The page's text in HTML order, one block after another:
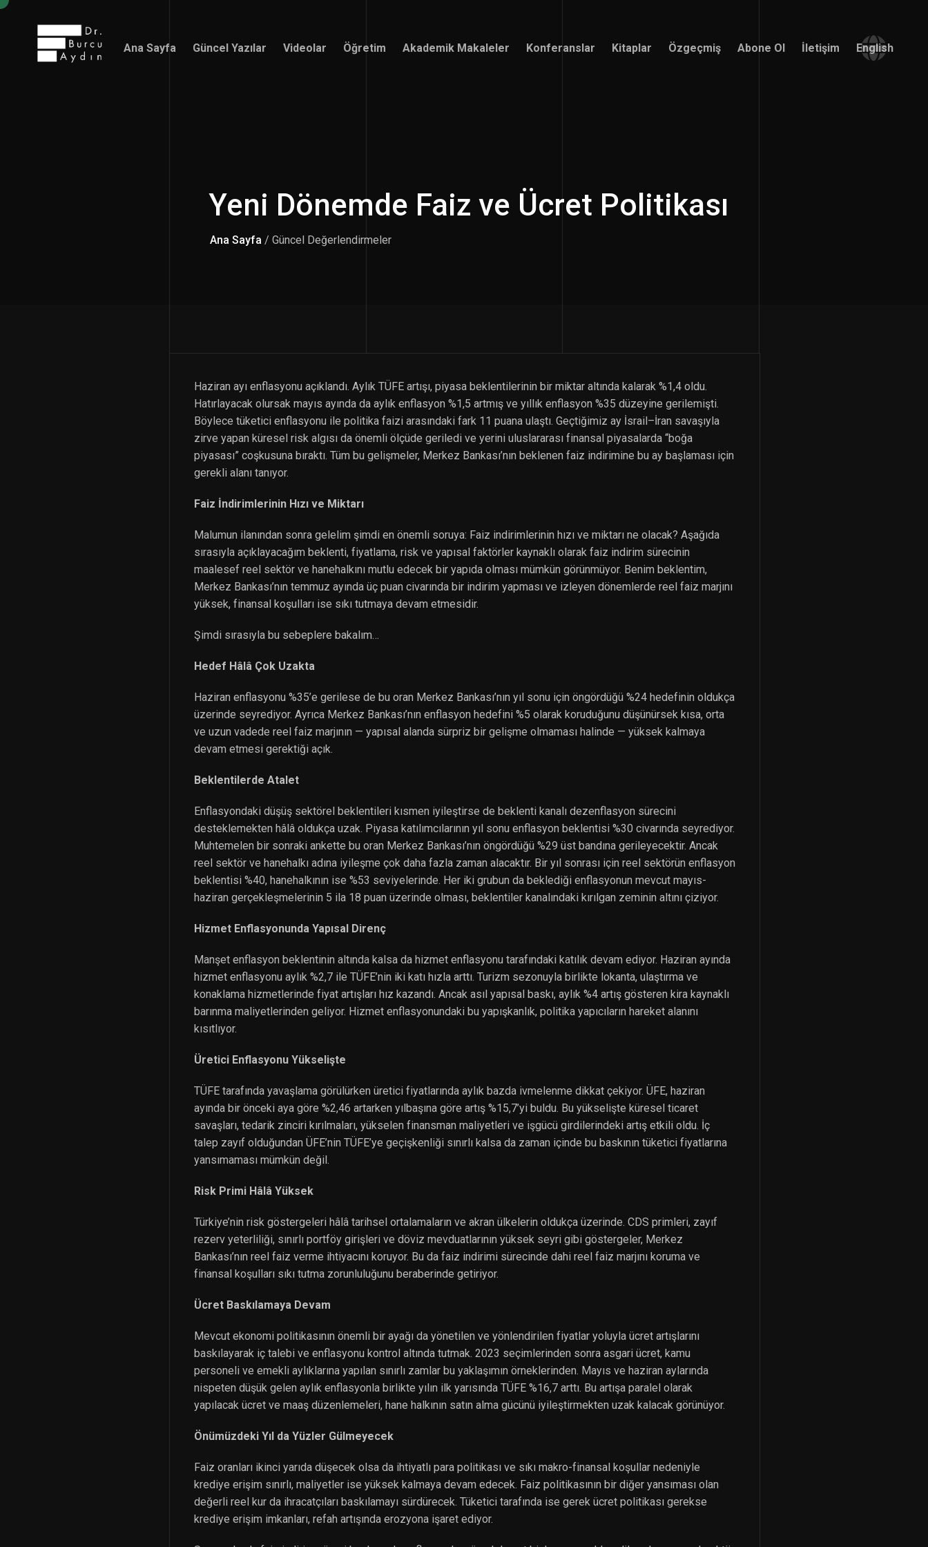
Ana Sayfa Güncel Yazılar Videolar Öğretim Akademik Makaleler Konferanslar Kitaplar Özgeçmiş Abone Ol İletişim English
Yeni Dönemde Faiz ve Ücret Politikası
Ana Sayfa / Güncel Değerlendirmeler
Haziran ayı enflasyonu açıklandı. Aylık TÜFE artışı, piyasa beklentilerinin bir miktar altında kalarak %1,4 oldu.
Hatırlayacak olursak mayıs ayında da aylık enflasyon %1,5 artmış ve yıllık enflasyon %35 düzeyine gerilemişti.
Böylece tüketici enflasyonu ile politika faizi arasındaki fark 11 puana ulaştı. Geçtiğimiz ay İsrail–İran savaşıyla
zirve yapan küresel risk algısı da önemli ölçüde geriledi ve yerini uluslararası finansal piyasalarda “boğa
piyasası” coşkusuna bıraktı. Tüm bu gelişmeler, Merkez Bankası’nın beklenen faiz indirimine bu ay başlaması için
gerekli alanı tanıyor.
Faiz İndirimlerinin Hızı ve Miktarı
Malumun ilanından sonra gelelim şimdi en önemli soruya: Faiz indirimlerinin hızı ve miktarı ne olacak? Aşağıda
sırasıyla açıklayacağım beklenti, fiyatlama, risk ve yapısal faktörler kaynaklı olarak faiz indirim sürecinin
maalesef reel sektör ve hanehalkını mutlu edecek bir yapıda olması mümkün görünmüyor. Benim beklentim,
Merkez Bankası’nın temmuz ayında üç puan civarında bir indirim yapması ve izleyen dönemlerde reel faiz marjını
yüksek, finansal koşulları ise sıkı tutmaya devam etmesidir.
Şimdi sırasıyla bu sebeplere bakalım…
Hedef Hâlâ Çok Uzakta
Haziran enflasyonu %35’e gerilese de bu oran Merkez Bankası’nın yıl sonu için öngördüğü %24 hedefinin oldukça
üzerinde seyrediyor. Ayrıca Merkez Bankası’nın enflasyon hedefini %5 olarak koruduğunu düşünürsek kısa, orta
ve uzun vadede reel faiz marjının — yapısal alanda sürpriz bir gelişme olmaması halinde — yüksek kalmaya
devam etmesi gerektiği açık.
Beklentilerde Atalet
Enflasyondaki düşüş sektörel beklentileri kısmen iyileştirse de beklenti kanalı dezenflasyon sürecini
desteklemekten hâlâ oldukça uzak. Piyasa katılımcılarının yıl sonu enflasyon beklentisi %30 civarında seyrediyor.
Muhtemelen bir sonraki ankette bu oran Merkez Bankası’nın öngördüğü %29 üst bandına gerileyecektir. Ancak
reel sektör ve hanehalkı adına iyileşme çok daha fazla zaman alacaktır. Bir yıl sonrası için reel sektörün enflasyon
beklentisi %40, hanehalkının ise %53 seviyelerinde. Her iki grubun da beklediği enflasyonun mevcut mayıs-
haziran gerçekleşmelerinin 5 ila 18 puan üzerinde olması, beklentiler kanalındaki kırılgan zeminin altını çiziyor.
Hizmet Enflasyonunda Yapısal Direnç
Manşet enflasyon beklentinin altında kalsa da hizmet enflasyonu tarafındaki katılık devam ediyor. Haziran ayında
hizmet enflasyonu aylık %2,7 ile TÜFE’nin iki katı hızla arttı. Turizm sezonuyla birlikte lokanta, ulaştırma ve
konaklama hizmetlerinde fiyat artışları hız kazandı. Ancak asıl yapısal baskı, aylık %4 artış gösteren kira kaynaklı
barınma maliyetlerinden geliyor. Hizmet enflasyonundaki bu yapışkanlık, politika yapıcıların hareket alanını
kısıtlıyor.
Üretici Enflasyonu Yükselişte
TÜFE tarafında yavaşlama görülürken üretici fiyatlarında aylık bazda ivmelenme dikkat çekiyor. ÜFE, haziran
ayında bir önceki aya göre %2,46 artarken yılbaşına göre artış %15,7’yi buldu. Bu yükselişte küresel ticaret
savaşları, tedarik zinciri kırılmaları, yükselen finansman maliyetleri ve işgücü girdilerindeki artış etkili oldu. İç
talep zayıf olduğundan ÜFE’nin TÜFE’ye geçişkenliği sınırlı kalsa da zaman içinde bu baskının tüketici fiyatlarına
yansımaması mümkün değil.
Risk Primi Hâlâ Yüksek
Türkiye’nin risk göstergeleri hâlâ tarihsel ortalamaların ve akran ülkelerin oldukça üzerinde. CDS primleri, zayıf
rezerv yeterliliği, sınırlı portföy girişleri ve döviz mevduatlarının yüksek seyri gibi göstergeler, Merkez
Bankası’nın reel faiz verme ihtiyacını koruyor. Bu da faiz indirimi sürecinde dahi reel faiz marjını koruma ve
finansal koşulları sıkı tutma zorunluluğunu beraberinde getiriyor.
Ücret Baskılamaya Devam
Mevcut ekonomi politikasının önemli bir ayağı da yönetilen ve yönlendirilen fiyatlar yoluyla ücret artışlarını
baskılayarak iç talebi ve enflasyonu kontrol altında tutmak. 2023 seçimlerinden sonra asgari ücret, kamu
personeli ve emekli aylıklarına yapılan sınırlı zamlar bu yaklaşımın örneklerinden. Mayıs ve haziran aylarında
nispeten düşük gelen aylık enflasyonla birlikte yılın ilk yarısında TÜFE %16,7 arttı. Bu artışa paralel olarak
yapılacak ücret ve maaş düzenlemeleri, hane halkının satın alma gücünü iyileştirmekten uzak kalacak görünüyor.
Önümüzdeki Yıl da Yüzler Gülmeyecek
Faiz oranları ikinci yarıda düşecek olsa da ihtiyatlı para politikası ve sıkı makro-finansal koşullar nedeniyle
krediye erişim sınırlı, maliyetler ise yüksek kalmaya devam edecek. Faiz politikasının bir diğer yansıması olan
değerli reel kur da ihracatçıları baskılamayı sürdürecek. Tüketici tarafında ise gerek ücret politikası gerekse
krediye erişim imkanları, refah artışında erozyona işaret ediyor.